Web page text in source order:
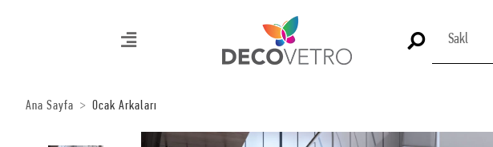
Ana Sayfa Ocak Arkaları